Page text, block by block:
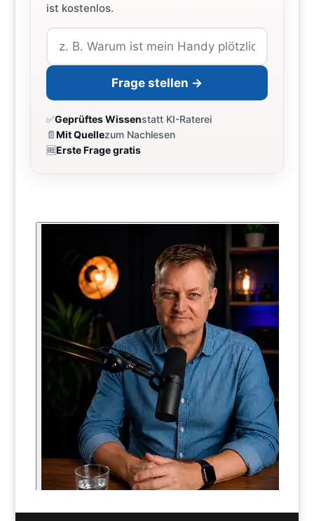
ist kostenlos.
Frage stellen →
✅Geprüftes Wissenstatt KI-Raterei
📄Mit Quellezum Nachlesen
🆓Erste Frage gratis